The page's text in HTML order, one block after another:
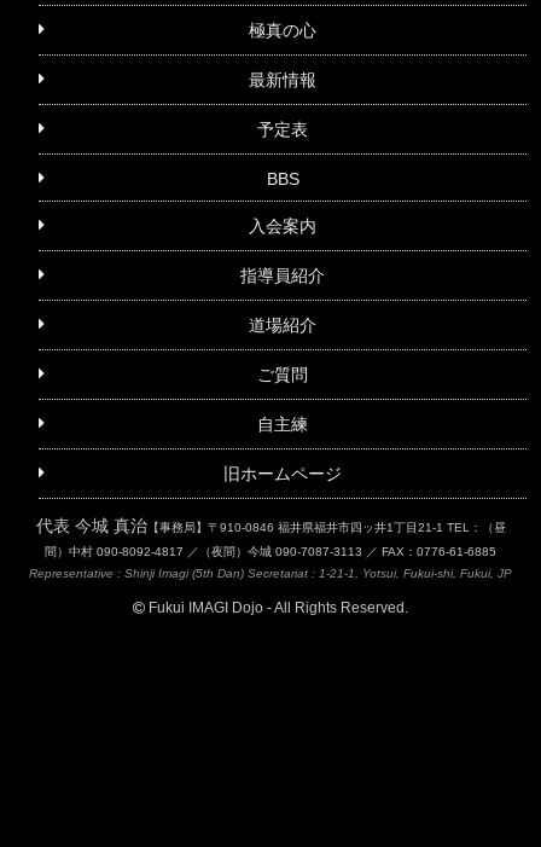
極真の心
最新情報
予定表
BBS
入会案内
指導員紹介
道場紹介
ご質問
自主練
旧ホームページ
代表 今城 真治【事務局】〒910-0846 福井県福井市四ッ井1丁目21-1 TEL：（昼
間）中村 090-8092-4817 ／（夜間）今城 090-7087-3113 ／ FAX：0776-61-6885
Representative : Shinji Imagi (5th Dan) Secretariat : 1-21-1, Yotsui, Fukui-shi, Fukui, JP
Fukui IMAGI Dojo - All Rights Reserved.